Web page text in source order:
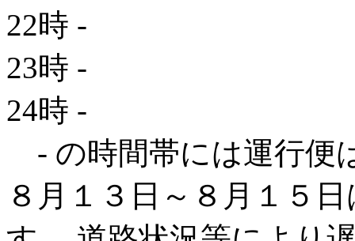
22時 -
23時 -
24時 -
- の時間帯には運行便
８月１３日～８月１５